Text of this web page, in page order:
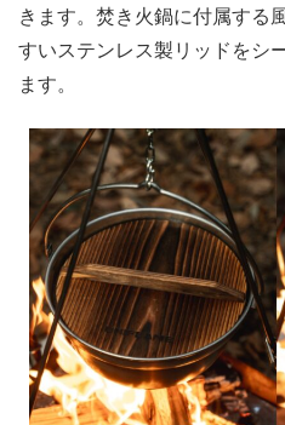
きます。焚き火鍋に付属する
すいステンレス製リッドをシ
ます。